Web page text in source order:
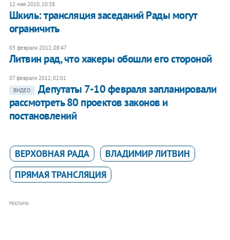
12 мая 2010, 10:38
Шкиль: трансляция заседаний Рады могут
ограничить
03 февраля 2012, 08:47
Литвин рад, что хакеры обошли его стороной
07 февраля 2012, 02:01
ВИДЕО
Депутаты 7-10 февраля запланировали
рассмотреть 80 проектов законов и
постановлений
ВЕРХОВНАЯ РАДА
ВЛАДИМИР ЛИТВИН
ПРЯМАЯ ТРАНСЛЯЦИЯ
РЕКЛАМА